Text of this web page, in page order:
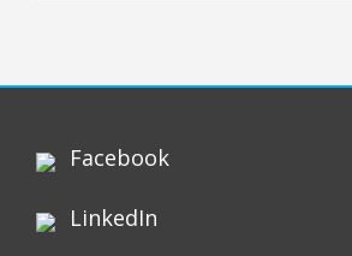
Facebook
LinkedIn